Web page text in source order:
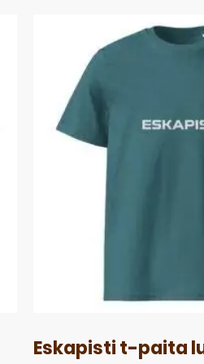
Eskapisti t-paita